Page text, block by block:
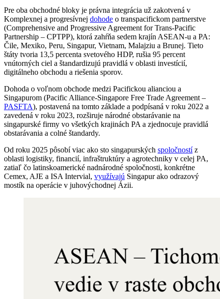
Pre oba obchodné bloky je právna integrácia už zakotvená v
Komplexnej a progresívnej dohode o transpacifickom partnerstve
(Comprehensive and Progressive Agreement for Trans-Pacific
Partnership – CPTPP), ktorá zahŕňa sedem krajín ASEAN-u a PA:
Čile, Mexiko, Peru, Singapur, Vietnam, Malajziu a Brunej. Tieto
štáty tvoria 13,5 percenta svetového HDP, rušia 95 percent
vnútorných ciel a štandardizujú pravidlá v oblasti investícií,
digitálneho obchodu a riešenia sporov.
Dohoda o voľnom obchode medzi Pacifickou alianciou a
Singapurom (Pacific Alliance-Singapore Free Trade Agreement –
PASFTA), postavená na tomto základe a podpísaná v roku 2022 a
zavedená v roku 2023, rozširuje národné obstarávanie na
singapurské firmy vo všetkých krajinách PA a zjednocuje pravidlá
obstarávania a colné štandardy.
Od roku 2025 pôsobí viac ako sto singapurských spoločnostíz
oblasti logistiky, financií, infraštruktúry a agrotechniky v celej PA,
zatiaľ čo latinskoamerické nadnárodné spoločnosti, konkrétne
Cemex, AJE a ISA Intervial, využívajú Singapur ako odrazový
mostík na operácie v juhovýchodnej Ázii.